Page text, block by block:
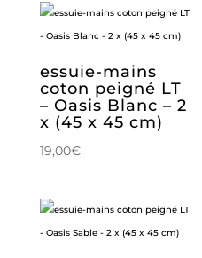
essuie-mains
coton peigné LT
– Oasis Blanc – 2
x (45 x 45 cm)
19,00€